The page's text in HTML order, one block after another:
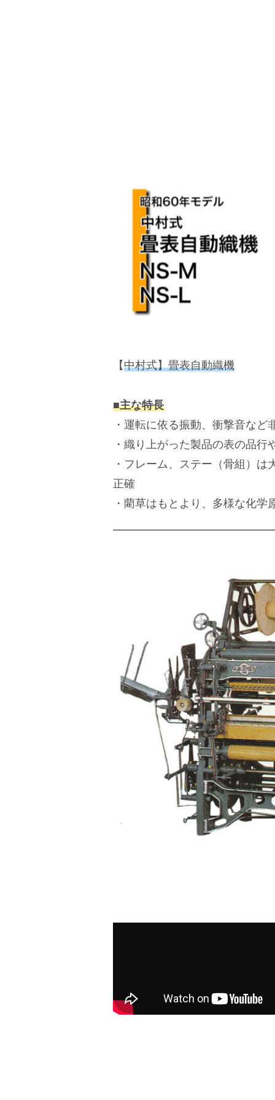
【中村式】畳表自動織機
■主な特長
・運転に依る振動、衝撃音な
・織り上がった製品の表の品行
・フレーム、ステー（骨組）
正確
・藺草はもとより、多様な化